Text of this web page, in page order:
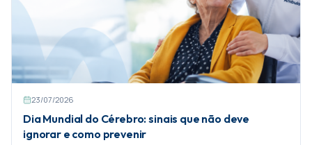
23/07/2026
Dia Mundial do Cérebro: sinais que não deve
ignorar e como prevenir